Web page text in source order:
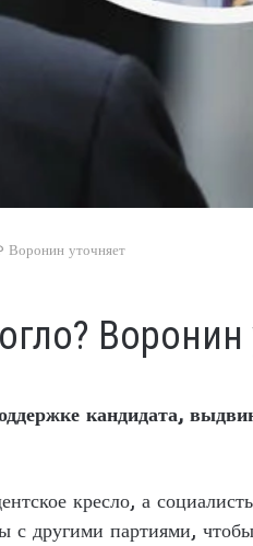
Воронин уточняет
Воронин
кандидата,
кресло, а
с другими партиями,